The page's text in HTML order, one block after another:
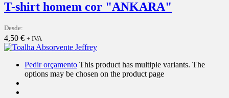
T-shirt homem cor "ANKARA"
Desde:
4,50 € + IVA
Pedir orçamento This product has multiple variants. The
options may be chosen on the product page